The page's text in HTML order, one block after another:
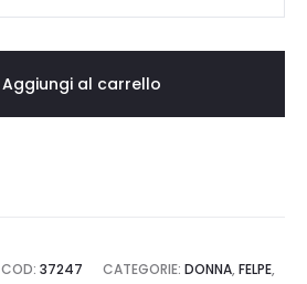
Aggiungi al carrello
COD: 37247 CATEGORIE: DONNA, FELPE,